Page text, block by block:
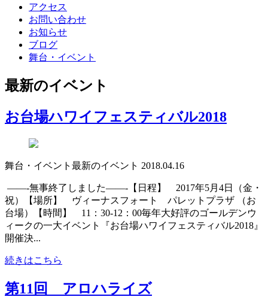
アクセス
お問い合わせ
お知らせ
ブログ
舞台・イベント
最新のイベント
お台場ハワイフェスティバル2018
舞台・イベント 最新のイベント 2018.04.16
——-無事終了しました——-【日程】 2017年5月4日（金・
祝）【場所】 ヴィーナスフォート パレットプラザ （お
台場）【時間】 11：30-12：00毎年大好評のゴールデンウ
ィークの一大イベント『お台場ハワイフェスティバル2018』
開催決...
続きはこちら
第11回 アロハライズ